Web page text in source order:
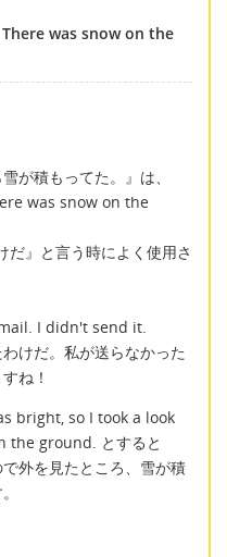
was snow on the
が積もってた。』は、
was snow on the
』と言う時によく使用さ
I didn't send it.
けだ。私が送らなかった
ね！
bright, so I took a look
the ground. とすると
外を見たところ、雪が積